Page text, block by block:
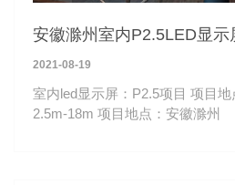
安徽滁州室内P2.5LED显示
2021-08-19
室内led显示屏：P2.5项目 项目地点：安徽滁州 视距：
2.5m-18m 项目地点：安徽滁州